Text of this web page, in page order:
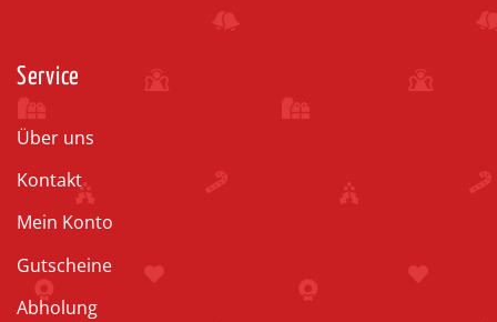
Service
Über uns
Kontakt
Mein Konto
Gutscheine
Abholung